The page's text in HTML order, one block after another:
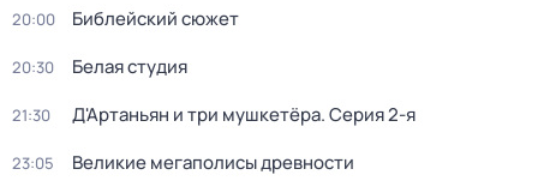
20:00 Библейский сюжет
20:30 Белая студия
21:30 Д'Артаньян и три мушкетёра. Серия 2-я
23:05 Великие мегаполисы древности